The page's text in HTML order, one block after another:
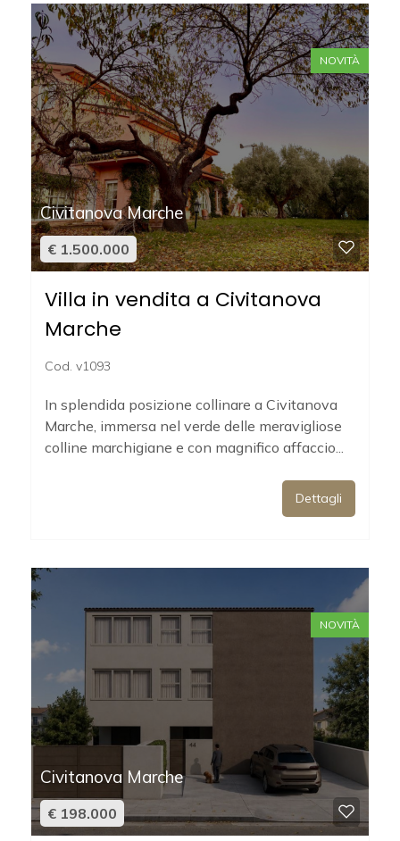
NOVITÀ
Civitanova Marche
€ 1.500.000
Villa in vendita a Civitanova
Marche
Cod. v1093
In splendida posizione collinare a Civitanova
Marche, immersa nel verde delle meravigliose
colline marchigiane e con magnifico affaccio...
Dettagli
NOVITÀ
Civitanova Marche
€ 198.000
Locali
minimi
Qualsiasi
1
2
3
4
5+
1
2
4
5